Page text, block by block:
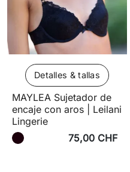
Detalles & tallas
MAYLEA Sujetador de
encaje con aros | Leilani
Lingerie
75,00 CHF